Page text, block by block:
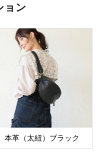
ョン
本革（太紐）ブラック